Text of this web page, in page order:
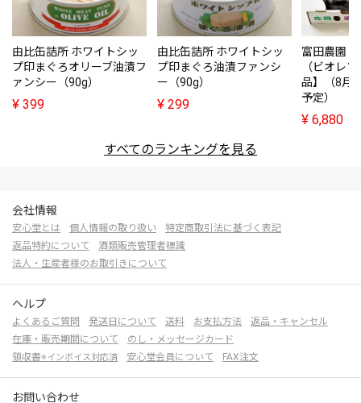
由比缶詰所 ホワイトシッ
プ印まぐろオリーブ油漬フ
ァンシー（90g）
¥ 399
由比缶詰所 ホワイトシッ
プ印まぐろ油漬ファンシ
ー（90g）
¥ 299
富田農園
（ビオレ
品】（8月
予定）
¥ 6,880
すべてのランキングを見る
会社情報
安心堂とは 個人情報の取り扱い
特定商取引法に基づく表記
返品特約について
酒類販売管理者標識
法人・生産者様のお取引きについて
ヘルプ
よくあるご質問 発送日について 送料 お支払方法
返品・キャンセル
在庫・販売期間について
のし・メッセージカード
領収書※インボイス対応済 安心堂会員について FAX注文
お問い合わせ